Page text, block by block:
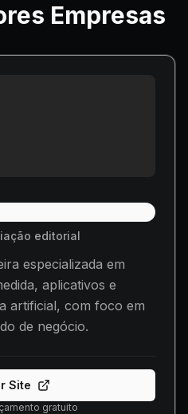
Empresas
editorial
especializada em
aplicativos e
artificial, com foco em
de negócio.
Site
gratuito